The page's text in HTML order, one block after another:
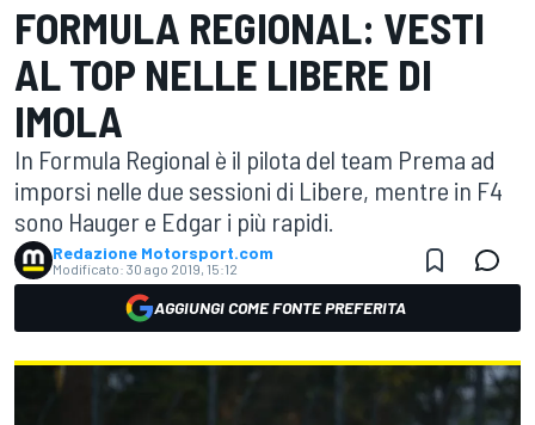
FORMULA REGIONAL: VESTI
AL TOP NELLE LIBERE DI
IMOLA
In Formula Regional è il pilota del team Prema ad
imporsi nelle due sessioni di Libere, mentre in F4
sono Hauger e Edgar i più rapidi.
Redazione Motorsport.com
Modificato: 30 ago 2019, 15:12
AGGIUNGI COME FONTE PREFERITA